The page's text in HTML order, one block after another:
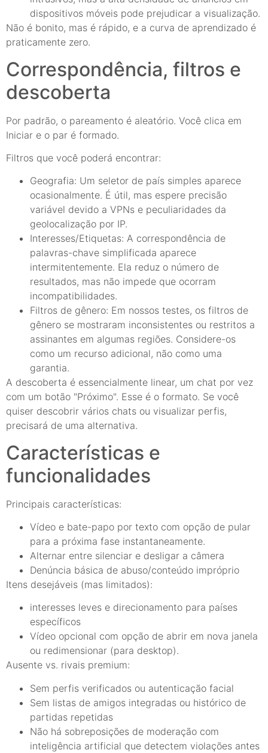
dispositivos móveis pode prejudicar a visualização.
Não é bonito, mas é rápido, e a curva de aprendizado é
praticamente zero.
Correspondência, filtros e
descoberta
Por padrão, o pareamento é aleatório. Você clica em
Iniciar e o par é formado.
Filtros que você poderá encontrar:
Geografia: Um seletor de país simples aparece
ocasionalmente. É útil, mas espere precisão
variável devido a VPNs e peculiaridades da
geolocalização por IP.
Interesses/Etiquetas: A correspondência de
palavras-chave simplificada aparece
intermitentemente. Ela reduz o número de
resultados, mas não impede que ocorram
incompatibilidades.
Filtros de gênero: Em nossos testes, os filtros de
gênero se mostraram inconsistentes ou restritos a
assinantes em algumas regiões. Considere-os
como um recurso adicional, não como uma
garantia.
A descoberta é essencialmente linear, um chat por vez
com um botão "Próximo". Esse é o formato. Se você
quiser descobrir vários chats ou visualizar perfis,
precisará de uma alternativa.
Características e
funcionalidades
Principais características:
Vídeo e bate-papo por texto com opção de pular
para a próxima fase instantaneamente.
Alternar entre silenciar e desligar a câmera
Denúncia básica de abuso/conteúdo impróprio
Itens desejáveis (mas limitados):
interesses leves e direcionamento para países
específicos
Vídeo opcional com opção de abrir em nova janela
ou redimensionar (para desktop).
Ausente vs. rivais premium:
Sem perfis verificados ou autenticação facial
Sem listas de amigos integradas ou histórico de
partidas repetidas
Não há sobreposições de moderação com
inteligência artificial que detectem violações antes